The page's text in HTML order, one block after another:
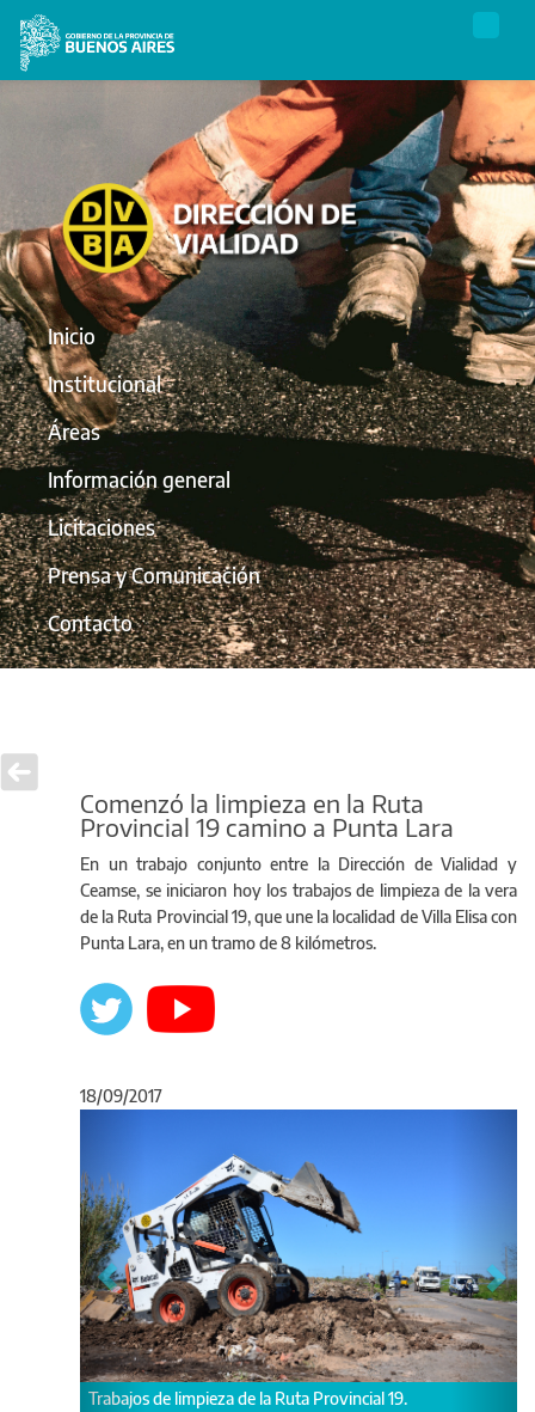
Inicio
Institucional
Áreas
Información general
Licitaciones
Prensa y Comunicación
Contacto
Comenzó la limpieza en la Ruta
Provincial 19 camino a Punta Lara
En un trabajo conjunto entre la Dirección de Vialidad y
Ceamse, se iniciaron hoy los trabajos de limpieza de la vera
de la Ruta Provincial 19, que une la localidad de Villa Elisa con
Punta Lara, en un tramo de 8 kilómetros.
18/09/2017
de limpieza de la Ruta Provincial 19. Trabajos de